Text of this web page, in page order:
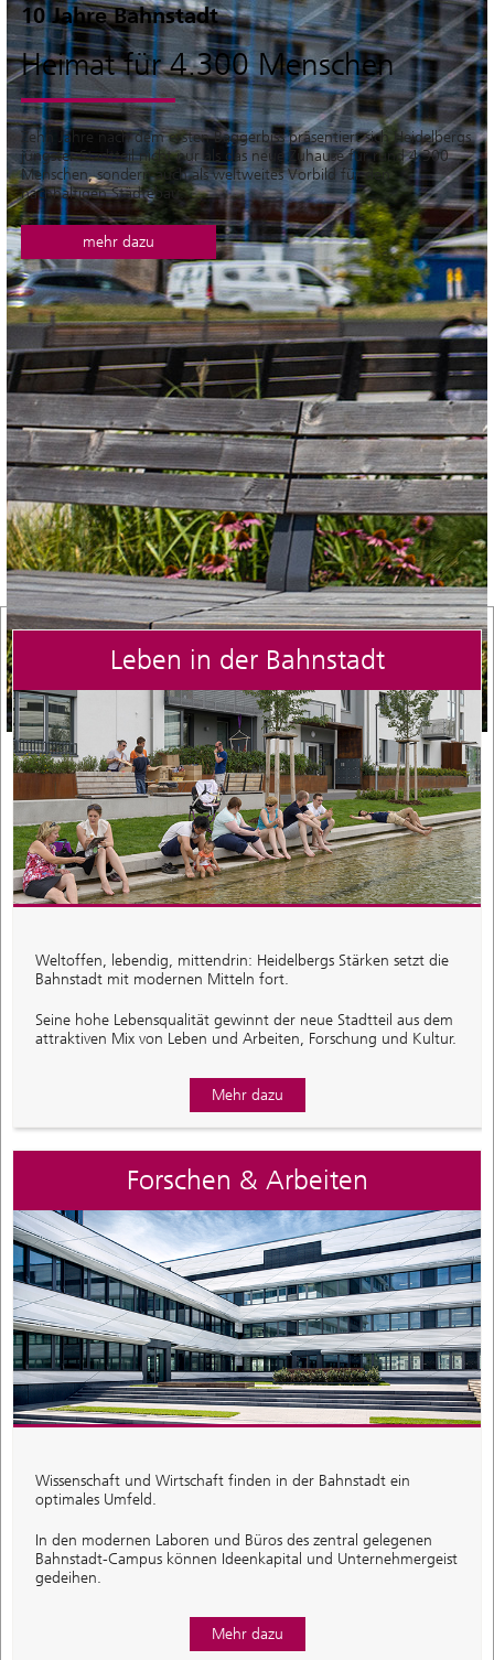
10 Jahre Bahnstadt
Heimat für 4.300 Menschen
Zehn Jahre nach dem ersten Baggerbiss präsentiert sich Heidelbergs
jüngster Stadtteil nicht nur als das neue Zuhause für rund 4.300
Menschen, sondern auch als weltweites Vorbild für den
nachhaltigen Städtebau.
mehr dazu
Leben in der Bahnstadt
Weltoffen, lebendig, mittendrin: Heidelbergs Stärken setzt die
Bahnstadt mit modernen Mitteln fort.
Seine hohe Lebensqualität gewinnt der neue Stadtteil aus dem
attraktiven Mix von Leben und Arbeiten, Forschung und Kultur.
Mehr dazu
Forschen & Arbeiten
Wissenschaft und Wirtschaft finden in der Bahnstadt ein
optimales Umfeld.
In den modernen Laboren und Büros des zentral gelegenen
Bahnstadt-Campus können Ideenkapital und Unternehmergeist
gedeihen.
Mehr dazu